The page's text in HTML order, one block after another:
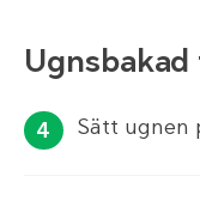
Sätt ugnen